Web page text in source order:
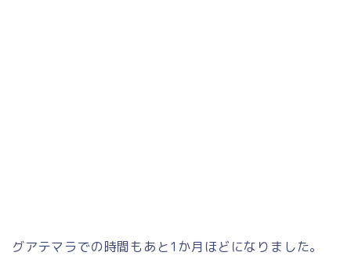
グアテマラでの時間もあと1か月ほどになりました。